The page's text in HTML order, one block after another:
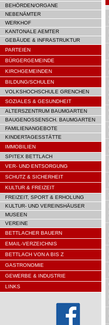
BEHÖRDEN/ORGANE
NEBENÄMTER
WERKHOF
KANTONALE AEMTER
GEBÄUDE & INFRASTRUKTUR
PARTEIEN
BÜRGERGEMEINDE
KIRCHGEMEINDEN
BILDUNG/SCHULEN
VOLKSHOCHSCHULE GRENCHEN
SOZIALES & GESUNDHEIT
ALTERSZENTRUM BAUMGARTEN
BAUGENOSSENSCH. BAUMGARTEN
FAMILIENANGEBOTE
KINDERTAGESSTÄTTE
IMMOBILIEN
SPITEX BETTLACH
VER- UND ENTSORGUNG
SCHUTZ & SICHERHEIT
KULTUR & FREIZEIT
FREIZEIT, SPORT & ERHOLUNG
KULTUR- UND VEREINSHÄUSER
MUSEEN
VEREINE
BETTLACHER BAUERN
EMAIL-VERZEICHNIS
BETTLACH VON A BIS Z
GASTRONOMIE
GEWERBE & INDUSTRIE
LINKS